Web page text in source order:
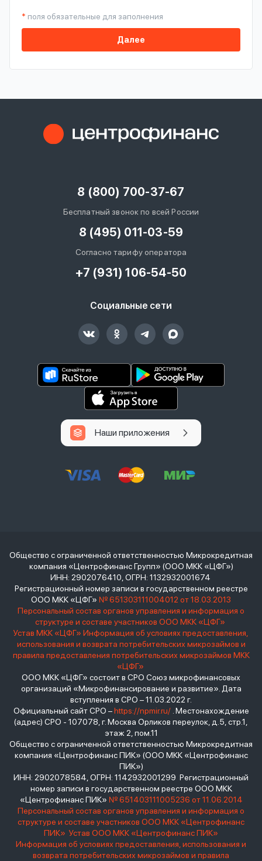
* поля обязательные для заполнения
Далее
8 (800) 700-37-67
Бесплатный звонок по всей России
8 (495) 011-03-59
Согласно тарифу оператора
+7 (931) 106-54-50
Социальные сети
Наши приложения
Общество с ограниченной ответственностью Микрокредитная
компания «Центрофинанс Групп» (ООО МКК «ЦФГ»)
ИНН: 2902076410, ОГРН: 1132932001674
Регистрационный номер записи в государственном реестре
ООО МКК «ЦФГ» № 651303111004012 от 18.03.2013
Персональный состав органов управления и информация о
структуре и составе участников ООО МКК «ЦФГ»
Устав МКК «ЦФГ» Информация об условиях предоставления,
использования и возврата потребительских микрозаймов и
правила предоставления потребительских микрозаймов МКК
«ЦФГ»
ООО МКК «ЦФГ» состоит в СРО Союз микрофинансовых
организаций «Микрофинансирование и развитие». Дата
вступления в СРО – 11.03.2022 г.
Официальный сайт СРО –https://npmir.ru/. Местонахождение
(адрес) СРО - 107078, г. Москва Орликов переулок, д.5, стр.1,
этаж 2, пом.11
Общество с ограниченной ответственностью Микрокредитная
компания «Центрофинанс ПИК» (ООО МКК «Центрофинанс
ПИК»)
ИНН: 2902078584, ОГРН: 1142932001299 Регистрационный
номер записи в государственном реестре ООО МКК
«Центрофинанс ПИК» № 651403111005236 от 11.06.2014
Персональный состав органов управления и информация о
структуре и составе участников ООО МКК «Центрофинанс
ПИК» Устав ООО МКК «Центрофинанс ПИК»
Информация об условиях предоставления, использования и
возврата потребительских микрозаймов и правила